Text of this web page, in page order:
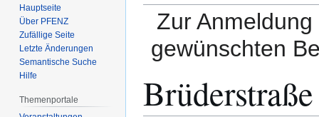
Zur
gewünschten
Brüderstraße
Hauptseite
Über PFENZ
Zufällige Seite
Letzte Änderungen
Semantische Suche
Hilfe
Themenportale